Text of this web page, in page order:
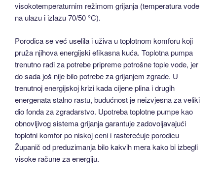
visokotemperaturnim režimom grijanja (temperatura vode
na ulazu i izlazu 70/50 °C).
Porodica se već uselila i uživa u toplotnom komforu koji
pruža njihova energijski efikasna kuća. Toplotna pumpa
trenutno radi za potrebe pripreme potrošne tople vode, jer
do sada još nije bilo potrebe za grijanjem zgrade. U
trenutnoj energijskoj krizi kada cijene plina i drugih
energenata stalno rastu, budućnost je neizvjesna za veliki
dio fonda za zgradarstvo. Upotreba toplotne pumpe kao
obnovljivog sistema grijanja garantuje zadovoljavajući
toplotni komfor po niskoj ceni i rasterećuje porodicu
Županič od preduzimanja bilo kakvih mera kako bi izbegli
visoke račune za energiju.